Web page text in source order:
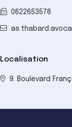
0622653578
Localisation
9. Boulevard